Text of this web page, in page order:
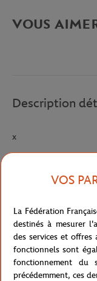
VOUS
Description
x
Référence :212832-
Livraison et
VOS
La Fédération
destinés à mesurer
des services et offres
fonctionnels sont
fonctionnement du
précédemment, ces